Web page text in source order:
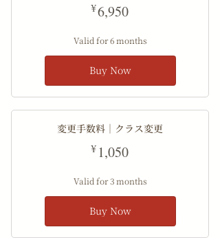
¥6,950
Valid for 6 months
Buy Now
変更手数料｜クラス変更
¥ 1,050
Valid for 3 months
Buy Now